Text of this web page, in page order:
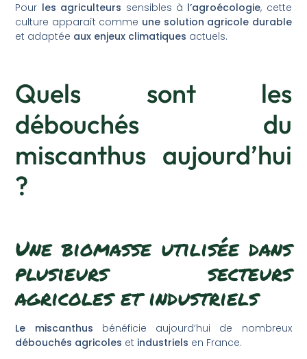
Pour les agriculteurs sensibles à l’agroécologie, cette
culture apparaît comme une solution agricole durable
et adaptée aux enjeux climatiques actuels.
Quels sont les
débouchés du
miscanthus aujourd’hui
?
Une biomasse utilisée dans
plusieurs secteurs
agricoles et industriels
Le miscanthus bénéficie aujourd’hui de nombreux
débouchés agricoles et industriels en France.